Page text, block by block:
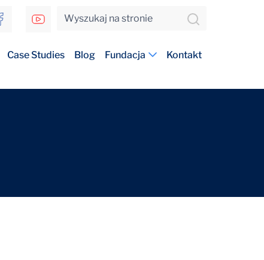
Case Studies Blog Fundacja Kontakt